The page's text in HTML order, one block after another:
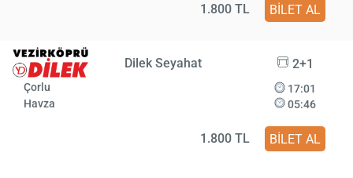
1.800 TL BİLET AL
Dilek Seyahat 2+1
Çorlu
Havza
17:01
05:46
1.800 TL BİLET AL